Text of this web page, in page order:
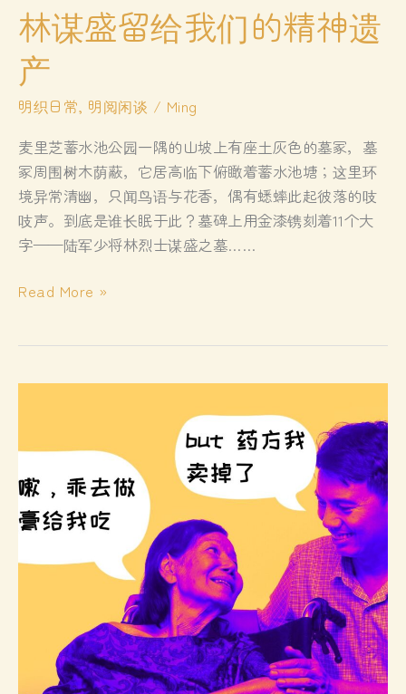
林谋盛留给我们的精神遗
产
明织日常, 明阅闲谈 / Ming
麦里芝蓄水池公园一隅的山坡上有座土灰色的墓冢，墓
冢周围树木荫蔽，它居高临下俯瞰着蓄水池塘；这里环
境异常清幽，只闻鸟语与花香，偶有蟋蟀此起彼落的吱
吱声。到底是谁长眠于此？墓碑上用金漆镌刻着11个大
字——陆军少将林烈士谋盛之墓……
林
给
精
神
遗
产
Read More »